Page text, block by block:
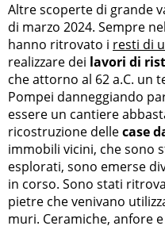
Altre scoperte di grande
di marzo 2024. Sempre
hanno ritrovato i resti di
realizzare dei lavori di
che attorno al 62 a.C. un
Pompei danneggiando
essere un cantiere
ricostruzione dellecase
immobili vicini, che sono
esplorati, sono emerse
in corso. Sono stati
pietre che venivano
muri. Ceramiche, anfore